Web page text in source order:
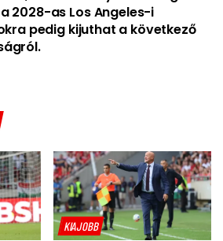
2028-as Los Angeles-i
pedig kijuthat a következő
KIAJOBB